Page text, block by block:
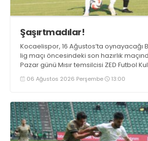
Şaşırtmadılar!
Kocaelispor, 16 Ağustos’ta oynayacağı
lig maçı öncesindeki son hazırlık
Pazar günü Mısır temsilcisi ZED Futbol
karşılaşacak.
06 Ağustos 2026 Perşembe 13:00